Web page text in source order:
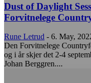
Dust of Daylight
Forvitnelege
Rune Letrud - 6. May,
Den Forvitnelege
og i år skjer det 2-4
Johan Berggren....